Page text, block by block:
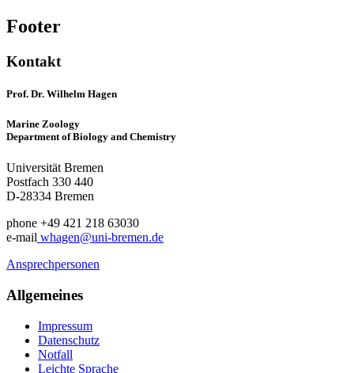
Footer
Kontakt
Prof. Dr. Wilhelm Hagen
Marine Zoology
Department of Biology and Chemistry
Universität Bremen
Postfach 330 440
D-28334 Bremen
phone +49 421 218 63030
e-mail whagen@uni-bremen.de
Ansprechpersonen
Allgemeines
Impressum
Datenschutz
Notfall
Leichte Sprache